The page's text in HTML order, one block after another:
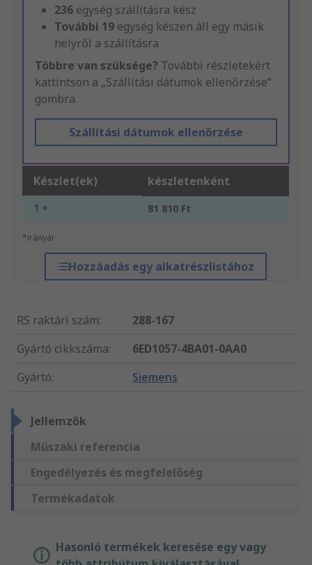
236 egység szállításra kész
További 19 egység készen áll egy másik
helyről a szállításra
Többre van szüksége? További részletekért
kattintson a „Szállítási dátumok ellenőrzése”
gombra.
Szállítási dátumok ellenőrzése
Készlet(ek) készletenként
1 + 81 810 Ft
*irányár
Hozzáadás egy alkatrészlistához
RS raktári szám:
288-167
Gyártó cikkszáma:
6ED1057-4BA01-0AA0
Gyártó: Siemens
Jellemzők
Műszaki referencia
Engedélyezés és megfelelőség
Termékadatok
Hasonló termékek keresése egy vagy